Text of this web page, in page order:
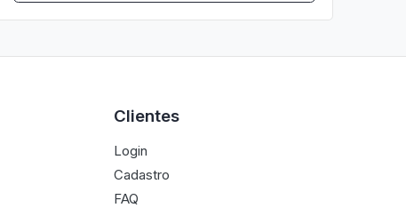
Clientes
Login
Cadastro
FAQ